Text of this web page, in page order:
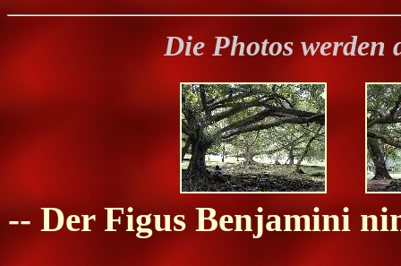
Die Photos
-- Der Figus Benjamini